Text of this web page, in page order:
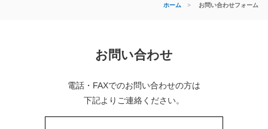
ホーム > お問い合わせフォーム
お問い合わせ
電話・FAXでのお問い合わせの方は
下記よりご連絡ください。